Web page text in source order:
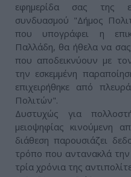
εφημερίδα σας της
συνδυασμού "Δήμος
που υπογράφει η
Παλλάδη, θα ήθελα να
που αποδεικνύουν με
την εσκεμμένη
επιχειρήθηκε από
Πολιτών".
Δυστυχώς για
μειοψηφίας κινούμενη
διάθεση παρουσιάζει
τρόπο που αντανακλά την
τρία χρόνια της